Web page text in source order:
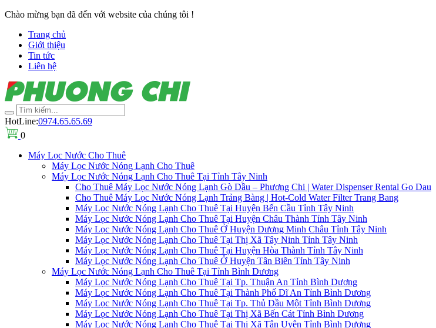
Chào mừng bạn đã đến với website của chúng tôi !
Trang chủ
Giới thiệu
Tin tức
Liên hệ
HotLine:0974.65.65.69
0
Máy Lọc Nước Cho Thuê
Máy Lọc Nước Nóng Lạnh Cho Thuê
Máy Lọc Nước Nóng Lạnh Cho Thuê Tại Tỉnh Tây Ninh
Cho Thuê Máy Lọc Nước Nóng Lạnh Gò Dầu – Phương Chi | Water Dispenser Rental Go Dau
Cho Thuê Máy Lọc Nước Nóng Lạnh Trảng Bàng | Hot-Cold Water Filter Trang Bang
Máy Lọc Nước Nóng Lạnh Cho Thuê Tại Huyện Bến Cầu Tỉnh Tây Ninh
Máy Lọc Nước Nóng Lạnh Cho Thuê Tại Huyện Châu Thành Tỉnh Tây Ninh
Máy Lọc Nước Nóng Lạnh Cho Thuê Ở Huyện Dương Minh Châu Tỉnh Tây Ninh
Máy Lọc Nước Nóng Lạnh Cho Thuê Tại Thị Xã Tây Ninh Tỉnh Tây Ninh
Máy Lọc Nước Nóng Lạnh Cho Thuê Tại Huyện Hòa Thành Tỉnh Tây Ninh
Máy Lọc Nước Nóng Lạnh Cho Thuê Ở Huyện Tân Biên Tỉnh Tây Ninh
Máy Lọc Nước Nóng Lạnh Cho Thuê Tại Tỉnh Bình Dương
Máy Lọc Nước Nóng Lạnh Cho Thuê Tại Tp. Thuận An Tỉnh Bình Dương
Máy Lọc Nước Nóng Lạnh Cho Thuê Tại Thành Phố Dĩ An Tỉnh Bình Dương
Máy Lọc Nước Nóng Lạnh Cho Thuê Tại Tp. Thủ Dầu Một Tỉnh Bình Dương
Máy Lọc Nước Nóng Lạnh Cho Thuê Tại Thị Xã Bến Cát Tỉnh Bình Dương
Máy Lọc Nước Nóng Lạnh Cho Thuê Tại Thị Xã Tân Uyên Tỉnh Bình Dương